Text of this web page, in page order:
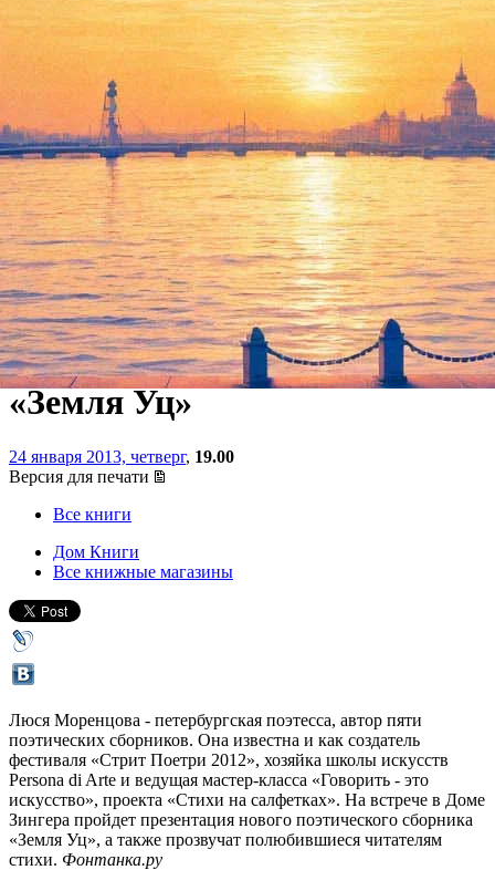
Встреча с поэтессой
Людмилой Моренцовой.
Презентация нового
поэтического сборника
«Земля Уц»
24 января 2013, четверг, 19.00
Версия для печати
Все книги
Дом Книги
Все книжные магазины
Люся Моренцова - петербургская поэтесса, автор пяти
поэтических сборников. Она известна и как создатель
фестиваля «Стрит Поетри 2012», хозяйка школы искусств
Persona di Arte и ведущая мастер-класса «Говорить - это
искусство», проекта «Стихи на салфетках». На встрече в Доме
Зингера пройдет презентация нового поэтического сборника
«Земля Уц», а также прозвучат полюбившиеся читателям
стихи. Фонтанка.ру